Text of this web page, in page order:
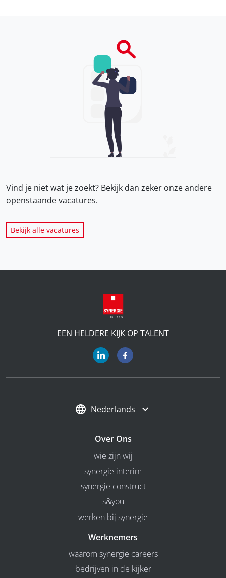
Vind je niet wat je zoekt? Bekijk dan zeker onzeandere
openstaande vacatures.
Bekijk alle vacatures
EEN HELDERE KIJK OP TALENT
Nederlands
Over Ons
wie zijn wij
synergie interim
synergie construct
s&you
werken bij synergie
Werknemers
waarom synergie careers
bedrijven in de kijker